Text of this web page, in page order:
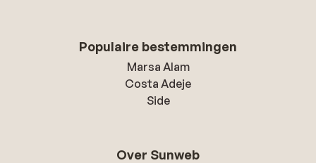
Populaire bestemmingen
Marsa Alam
Costa Adeje
Side
Over Sunweb